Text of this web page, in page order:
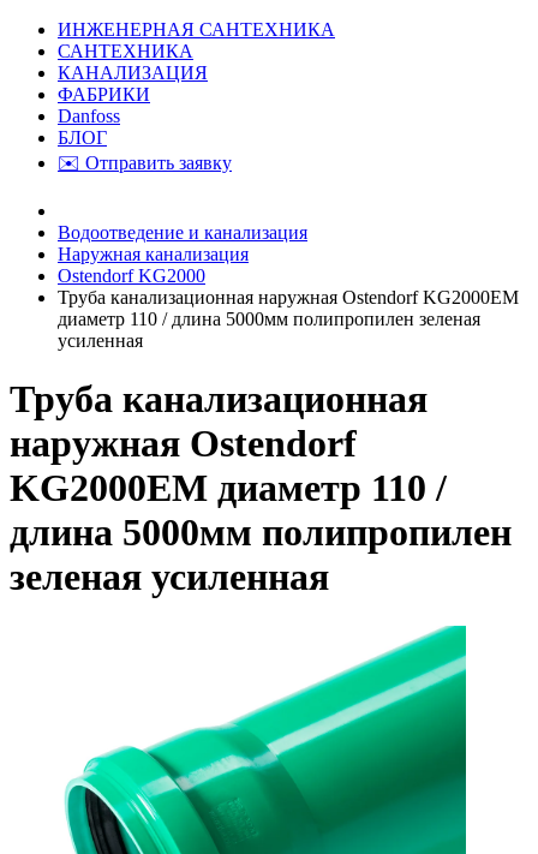
ИНЖЕНЕРНАЯ САНТЕХНИКА
САНТЕХНИКА
КАНАЛИЗАЦИЯ
ФАБРИКИ
Danfoss
БЛОГ
✉️ Отправить заявку
Водоотведение и канализация
Наружная канализация
Ostendorf KG2000
Труба канализационная наружная Ostendorf KG2000EM
диаметр 110 / длина 5000мм полипропилен зеленая
усиленная
Труба канализационная
наружная Ostendorf
KG2000EM диаметр 110 /
длина 5000мм полипропилен
зеленая усиленная